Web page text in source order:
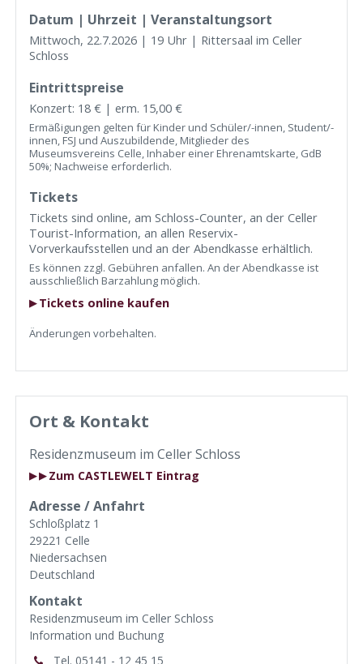
Datum | Uhrzeit | Veranstaltungsort
Mittwoch, 22.7.2026 | 19 Uhr | Rittersaal im Celler
Schloss
Eintrittspreise
Konzert: 18 € | erm. 15,00 €
Ermäßigungen gelten für Kinder und Schüler/-innen, Student/-
innen, FSJ und Auszubildende, Mitglieder des
Museumsvereins Celle, Inhaber einer Ehrenamtskarte, GdB
50%; Nachweise erforderlich.
Tickets
Tickets sind online, am Schloss-Counter, an der Celler
Tourist-Information, an allen Reservix-
Vorverkaufsstellen und an der Abendkasse erhältlich.
Es können zzgl. Gebühren anfallen. An der Abendkasse ist
ausschließlich Barzahlung möglich.
Tickets online kaufen
Änderungen vorbehalten.
Ort & Kontakt
Residenzmuseum im Celler Schloss
▶ Zum CASTLEWELT Eintrag
Adresse / Anfahrt
Schloßplatz 1
29221 Celle
Niedersachsen
Deutschland
Kontakt
Residenzmuseum im Celler Schloss
Information und Buchung
Tel. 05141 - 12 45 15